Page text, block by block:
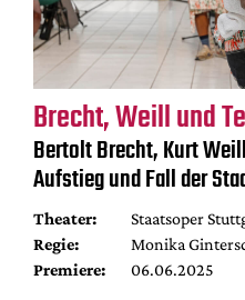
Brecht, Weill und
Bertolt Brecht, Kurt
Aufstieg und Fall der
Theater:
Staatsoper
Regie:
Monika
Premiere:
06.06.2025